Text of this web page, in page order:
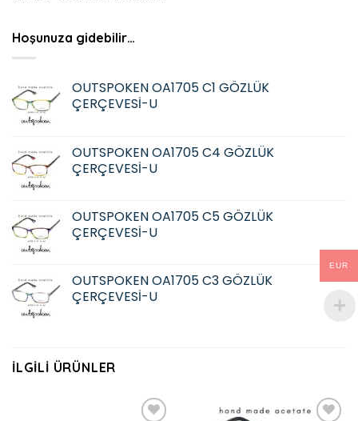
Hoşunuza gidebilir…
OUTSPOKEN OA1705 C1 GÖZLÜK
ÇERÇEVESİ-U
OUTSPOKEN OA1705 C4 GÖZLÜK
ÇERÇEVESİ-U
OUTSPOKEN OA1705 C5 GÖZLÜK
ÇERÇEVESİ-U
OUTSPOKEN OA1705 C3 GÖZLÜK
ÇERÇEVESİ-U
İLGILI ÜRÜNLER
EUR